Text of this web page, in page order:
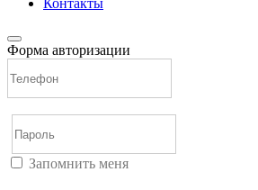
Контакты
Форма авторизации
Запомнить меня